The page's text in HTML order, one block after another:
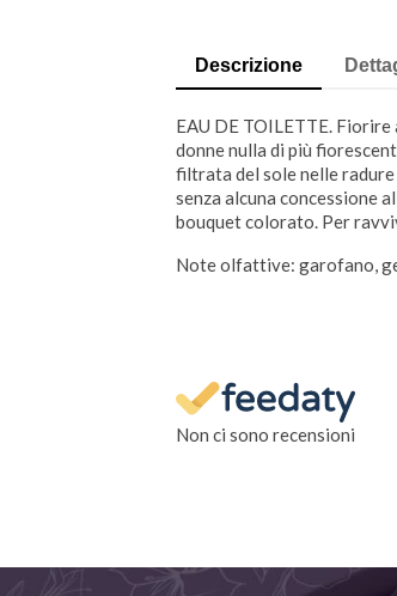
Descrizione
EAU DE TOILETTE.
donne nulla di più
filtrata del sole nelle
senza alcuna concessione
bouquet colorato. Per
Note olfattive: garofano,
Non ci sono recensioni